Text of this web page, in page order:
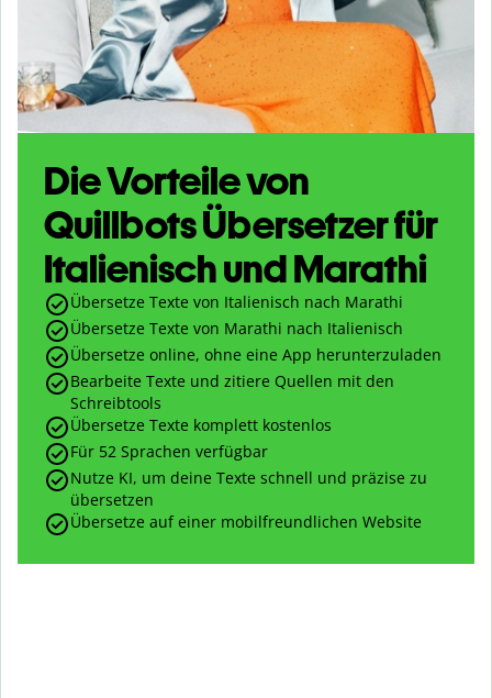
Die Vorteile von
Quillbots Übersetzer für
Italienisch und Marathi
Übersetze Texte von Italienisch nach Marathi
Übersetze Texte von Marathi nach Italienisch
Übersetze online, ohne eine App herunterzuladen
Bearbeite Texte und zitiere Quellen mit den
Schreibtools
Übersetze Texte komplett kostenlos
Für 52 Sprachen verfügbar
Nutze KI, um deine Texte schnell und präzise zu
übersetzen
Übersetze auf einer mobilfreundlichen Website